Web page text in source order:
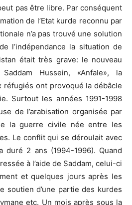
pas être libre. Par conséquent
de l’Etat kurde reconnu par
n’a pas trouvé une solution
l’indépendance la situation de
était très grave: le nouveau
Hussein, «Anfale», la
réfugiés ont provoqué la débâcle
Surtout les années 1991-1998
de l’arabisation organisée par
la guerre civile née entre les
Le conflit qui se déroulait avec
duré 2 ans (1994-1996). Quand
à l’aide de Saddam, celui-ci
et quelques jours après les
soutien d’une partie des kurdes
etc. Un mois après sous la